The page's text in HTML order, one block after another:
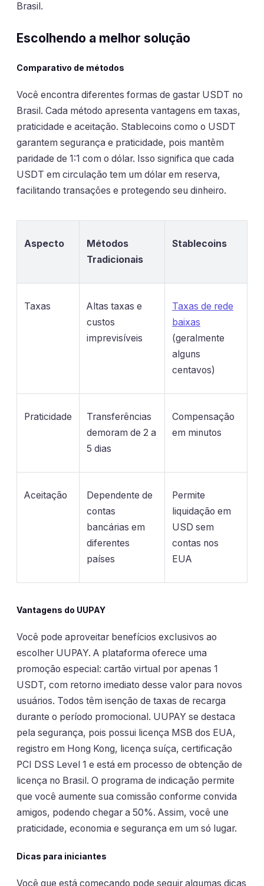
Brasil.
Escolhendo a melhor solução
Comparativo de métodos
Você encontra diferentes formas de gastar USDT no
Brasil. Cada método apresenta vantagens em taxas,
praticidade e aceitação. Stablecoins como o USDT
garantem segurança e praticidade, pois mantêm
paridade de 1:1 com o dólar. Isso significa que cada
USDT em circulação tem um dólar em reserva,
facilitando transações e protegendo seu dinheiro.
Aspecto
Métodos
Tradicionais
Stablecoins
Taxas
Altas taxas e
custos
imprevisíveis
Taxas de rede
baixas
(geralmente
alguns
centavos)
Praticidade
Transferências
demoram de 2 a
5 dias
Compensação
em minutos
Aceitação
Dependente de
contas
bancárias em
diferentes
países
Permite
liquidação em
USD sem
contas nos
EUA
Vantagens do UUPAY
Você pode aproveitar benefícios exclusivos ao
escolher UUPAY. A plataforma oferece uma
promoção especial: cartão virtual por apenas 1
USDT, com retorno imediato desse valor para novos
usuários. Todos têm isenção de taxas de recarga
durante o período promocional. UUPAY se destaca
pela segurança, pois possui licença MSB dos EUA,
registro em Hong Kong, licença suíça, certificação
PCI DSS Level 1 e está em processo de obtenção de
licença no Brasil. O programa de indicação permite
que você aumente sua comissão conforme convida
amigos, podendo chegar a 50%. Assim, você une
praticidade, economia e segurança em um só lugar.
Dicas para iniciantes
Você que está começando pode seguir algumas dicas